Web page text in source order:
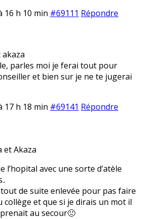
16 h 10 min #69111 Répondre
parles moi je ferai tout pour
et bien sur je ne te jugerai
17 h 18 min #69141 Répondre
et Akaza
l’hopital avec une sorte d’atèle
de suite enlevée pour pas faire
collège et que si je dirais un mot il
au secour🙁